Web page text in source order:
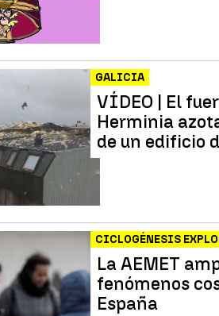
GALICIA
VÍDEO | El
Herminia
de un edificio
CICLOGÉNESIS
La AEMET
fenómenos
España